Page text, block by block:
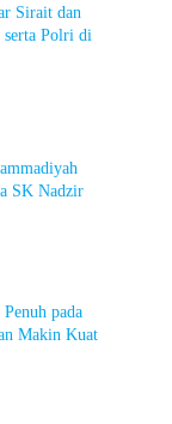
Sirait dan
serta Polri di
SK Nadzir
pada
Makin Kuat